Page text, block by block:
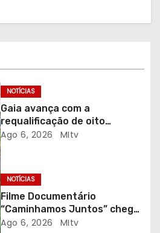
NOTÍCIAS
Gaia avança com a
requalificação de oito
escolas prioritárias
Ago 6, 2026 MItv
NOTÍCIAS
Filme Documentário
“Caminhamos Juntos” chega
ao Auditório do C.E.R. Vagos
Ago 6, 2026 MItv